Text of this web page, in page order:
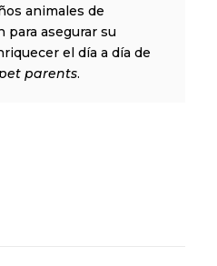
animales de
para asegurar su
el día a día de
parents.